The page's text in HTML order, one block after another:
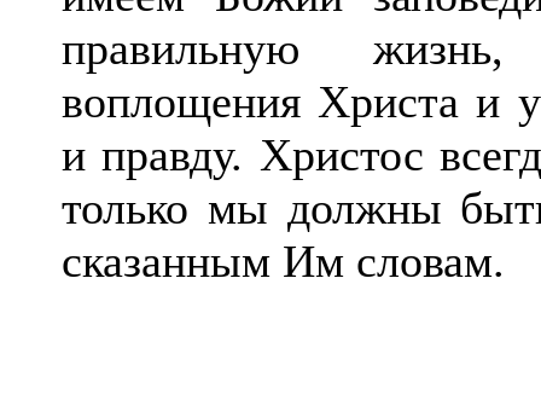
правильную
воплощения Христа и
и правду. Христос
только мы должны
сказанным Им словам.